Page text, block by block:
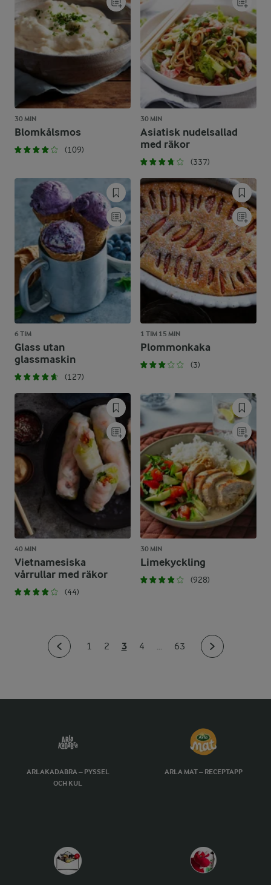
30 MIN
Blomkålsmos
(109)
30 MIN
Asiatisk nudelsallad
med räkor
(337)
6 TIM
Glass utan
glassmaskin
(127)
1 TIM 15 MIN
Plommonkaka
(3)
40 MIN
Vietnamesiska
vårrullar med räkor
(44)
30 MIN
Limekyckling
(928)
1 2 3 4 ... 63
ARLAKADABRA – PYSSEL
OCH KUL
ARLA MAT – RECEPTAPP